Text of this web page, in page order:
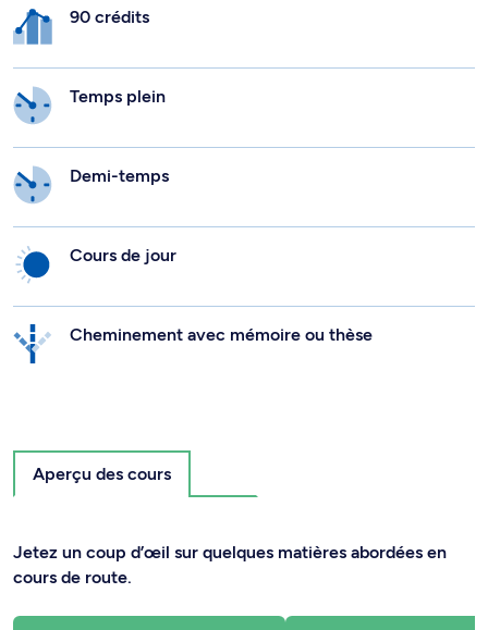
90 crédits
Temps plein
Demi-temps
Cours de jour
Cheminement avec mémoire ou thèse
Aperçu des cours
Jetez un coup d’œil sur quelques matières abordées en
cours de route.